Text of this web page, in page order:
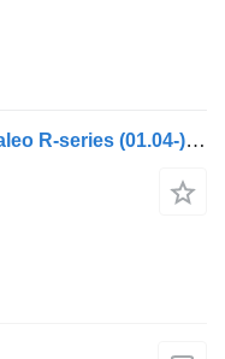
Моторчик стеклоочистителя Valeo R-series (01.04-) 1922234 для тягача Scania P,G,R,T-series (2004-2017)